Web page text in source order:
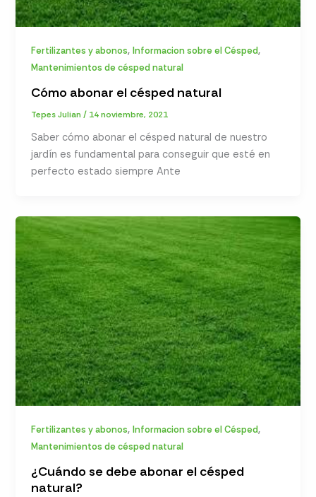
Fertilizantes y abonos,Informacion sobre el Césped,
Mantenimientos de césped natural
Cómo abonar el césped natural
Tepes Julian/ 14 noviembre, 2021
Saber cómo abonar el césped natural de nuestro
jardín es fundamental para conseguir que esté en
perfecto estado siempre Ante
Fertilizantes y abonos,Informacion sobre el Césped,
Mantenimientos de césped natural
¿Cuándo se debe abonar el césped
natural?